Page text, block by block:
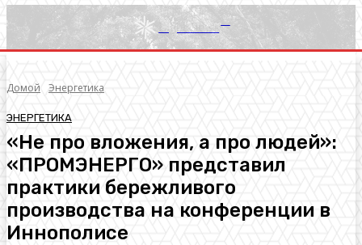
Light News
Домой Энергетика
ЭНЕРГЕТИКА
«Не про вложения, а про людей»:
«ПРОМЭНЕРГО» представил
практики бережливого
производства на конференции в
Иннополисе